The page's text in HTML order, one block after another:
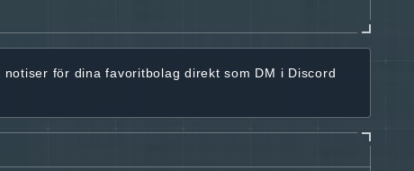
notiser för dina favoritbolag direkt som DM i Discord